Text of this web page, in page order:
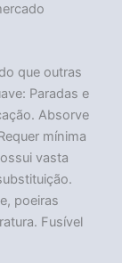
que outras
Paradas e
Absorve
mínima
vasta
poeiras
Fusível